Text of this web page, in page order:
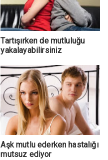
Tartışırken de mutluluğu
yakalayabilirsiniz
Aşk mutlu ederken hastalığı
mutsuz ediyor